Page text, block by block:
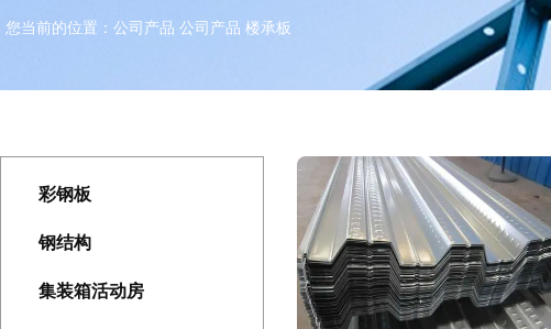
您当前的位置：公司产品 公司产品 楼承板
彩钢板
钢结构
集装箱活动房